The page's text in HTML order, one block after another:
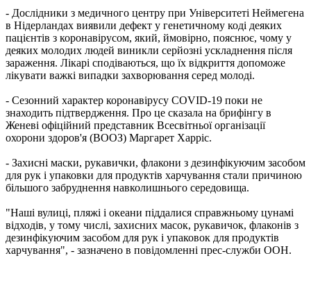
- Дослідники з медичного центру при Університеті Неймегена
в Нідерландах виявили дефект у генетичному коді деяких
пацієнтів з коронавірусом, який, ймовірно, пояснює, чому у
деяких молодих людей виникли серйозні ускладнення після
зараження. Лікарі сподіваються, що їх відкриття допоможе
лікувати важкі випадки захворювання серед молоді.
- Сезонний характер коронавірусу COVID-19 поки не
знаходить підтвердження. Про це сказала на брифінгу в
Женеві офіційний представник Всесвітньої організації
охорони здоров'я (ВООЗ) Маргарет Харріс.
- Захисні маски, рукавички, флакони з дезинфікуючим засобом
для рук і упаковки для продуктів харчування стали причиною
більшого забруднення навколишнього середовища.
"Наші вулиці, пляжі і океани піддалися справжньому цунамі
відходів, у тому числі, захисних масок, рукавичок, флаконів з
дезинфікуючим засобом для рук і упаковок для продуктів
харчування", - зазначено в повідомленні прес-служби ООН.